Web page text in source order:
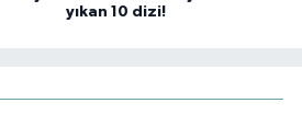
yıkan 10 dizi!